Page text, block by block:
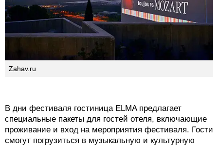
Zahav.ru
В дни фестиваля гостиница ELMA предлагает
специальные пакеты для гостей отеля, включающие
проживание и вход на мероприятия фестиваля. Гости
смогут погрузиться в музыкальную и культурную